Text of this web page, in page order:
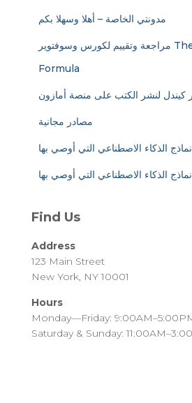
مدونتي الخاصة – أهلا وسهلا بكم
مراجعة وتقييم لكورس وسوفتوير The Lockdown
Formula
كيندل لنشر الكتب على منصة أمازون
مصادر مجانية
نماذج الذكاء الاصطناعي التي أوصي بها
نماذج الذكاء الاصطناعي التي أوصي بها
Find Us
Address
123 Main Street
New York, NY 10001
Hours
Monday—Friday:
Saturday & Sunday: